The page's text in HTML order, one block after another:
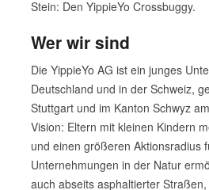
Stein: Den YippieYo Crossbuggy.
Wer wir sind
Die YippieYo AG ist ein junges
Deutschland und in der Schweiz,
Stuttgart und im Kanton Schwyz
Vision: Eltern mit kleinen Kindern
und einen größeren Aktionsradius
Unternehmungen in der Natur
auch abseits asphaltierter